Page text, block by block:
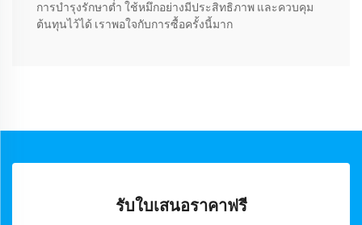
การบำรุงรักษาต่ำ ใช้หมึกอย่างมีประสิทธิภาพ และควบคุม
ต้นทุนไว้ได้ เราพอใจกับการซื้อครั้งนี้มาก
รับใบเสนอราคาฟรี